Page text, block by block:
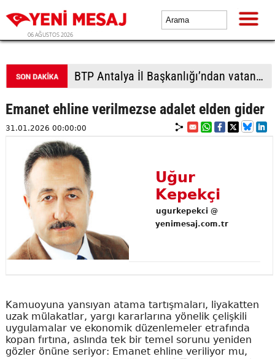
06 AĞUSTOS 2026
BTP Antalya İl Başkanlığı’ndan vatandaşla yoğun temas
Emanet ehline verilmezse adalet elden gider
31.01.2026 00:00:00
Uğur
Kepekçi
ugurkepekci @
yenimesaj.com.tr
Kamuoyuna yansıyan atama tartışmaları, liyakatten
uzak mülakatlar, yargı kararlarına yönelik çelişkili
uygulamalar ve ekonomik düzenlemeler etrafında
kopan fırtına, aslında tek bir temel sorunu yeniden
gözler önüne seriyor: Emanet ehline veriliyor mu,